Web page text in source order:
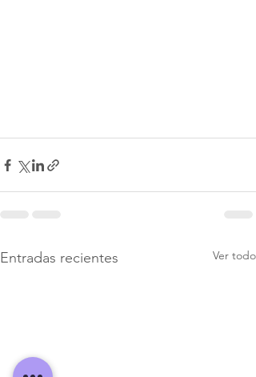
Entradas recientes Ver todo